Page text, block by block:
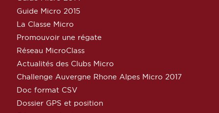
Guide Micro 2015
La Classe Micro
Promouvoir une régate
Réseau MicroClass
Actualités des Clubs Micro
Challenge Auvergne Rhone Alpes Micro 2017
Doc format CSV
Dossier GPS et position